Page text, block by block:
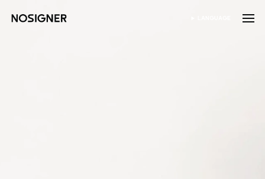
首頁 SELECT LANGUAGE